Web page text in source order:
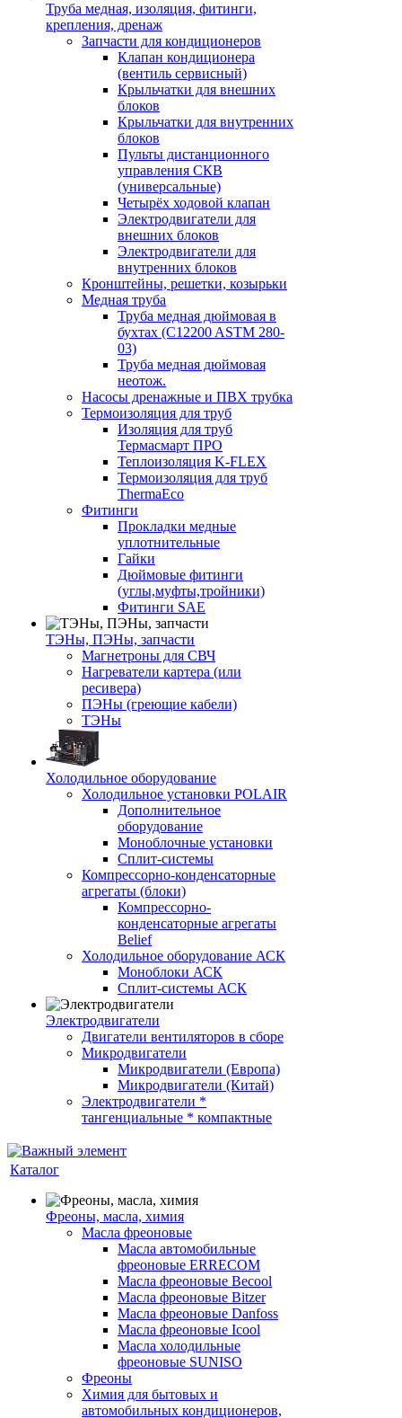
Труба медная, изоляция, фитинги,
крепления, дренаж
Запчасти для кондиционеров
Клапан кондиционера
(вентиль сервисный)
Крыльчатки для внешних
блоков
Крыльчатки для внутренних
блоков
Пульты дистанционного
управления СКВ
(универсальные)
Четырёх ходовой клапан
Электродвигатели для
внешних блоков
Электродвигатели для
внутренних блоков
Кронштейны, решетки, козырьки
Медная труба
Труба медная дюймовая в
бухтах (C12200 ASTM 280-
03)
Труба медная дюймовая
неотож.
Насосы дренажные и ПВХ трубка
Термоизоляция для труб
Изоляция для труб
Термасмарт ПРО
Теплоизоляция K-FLEX
Термоизоляция для труб
ThermaEco
Фитинги
Прокладки медные
уплотнительные
Гайки
Дюймовые фитинги
(углы,муфты,тройники)
Фитинги SAE
ТЭНы, ПЭНы, запчасти
Магнетроны для СВЧ
Нагреватели картера (или
ресивера)
ПЭНы (греющие кабели)
ТЭНы
Холодильное оборудование
Холодильное установки POLAIR
Дополнительное
оборудование
Моноблочные установки
Сплит-системы
Компрессорно-конденсаторные
агрегаты (блоки)
Компрессорно-
конденсаторные агрегаты
Belief
Холодильное оборудование АСК
Моноблоки АСК
Сплит-системы АСК
Электродвигатели
Двигатели вентиляторов в сборе
Микродвигатели
Микродвигатели (Европа)
Микродвигатели (Китай)
Электродвигатели *
тангенциальные * компактные
Каталог
Фреоны, масла, химия
Масла фреоновые
Масла автомобильные
фреоновые ERRECOM
Масла фреоновые Becool
Масла фреоновые Bitzer
Масла фреоновые Danfoss
Масла фреоновые Icool
Масла холодильные
фреоновые SUNISO
Фреоны
Химия для бытовых и
автомобильных кондиционеров,